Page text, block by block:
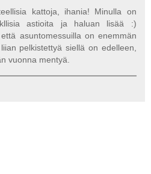
kattoja, ihania! Minulla on
astioita ja haluan lisää :)
asuntomessuilla on enemmän
pelkistettyä siellä on edelleen,
vuonna mentyä.